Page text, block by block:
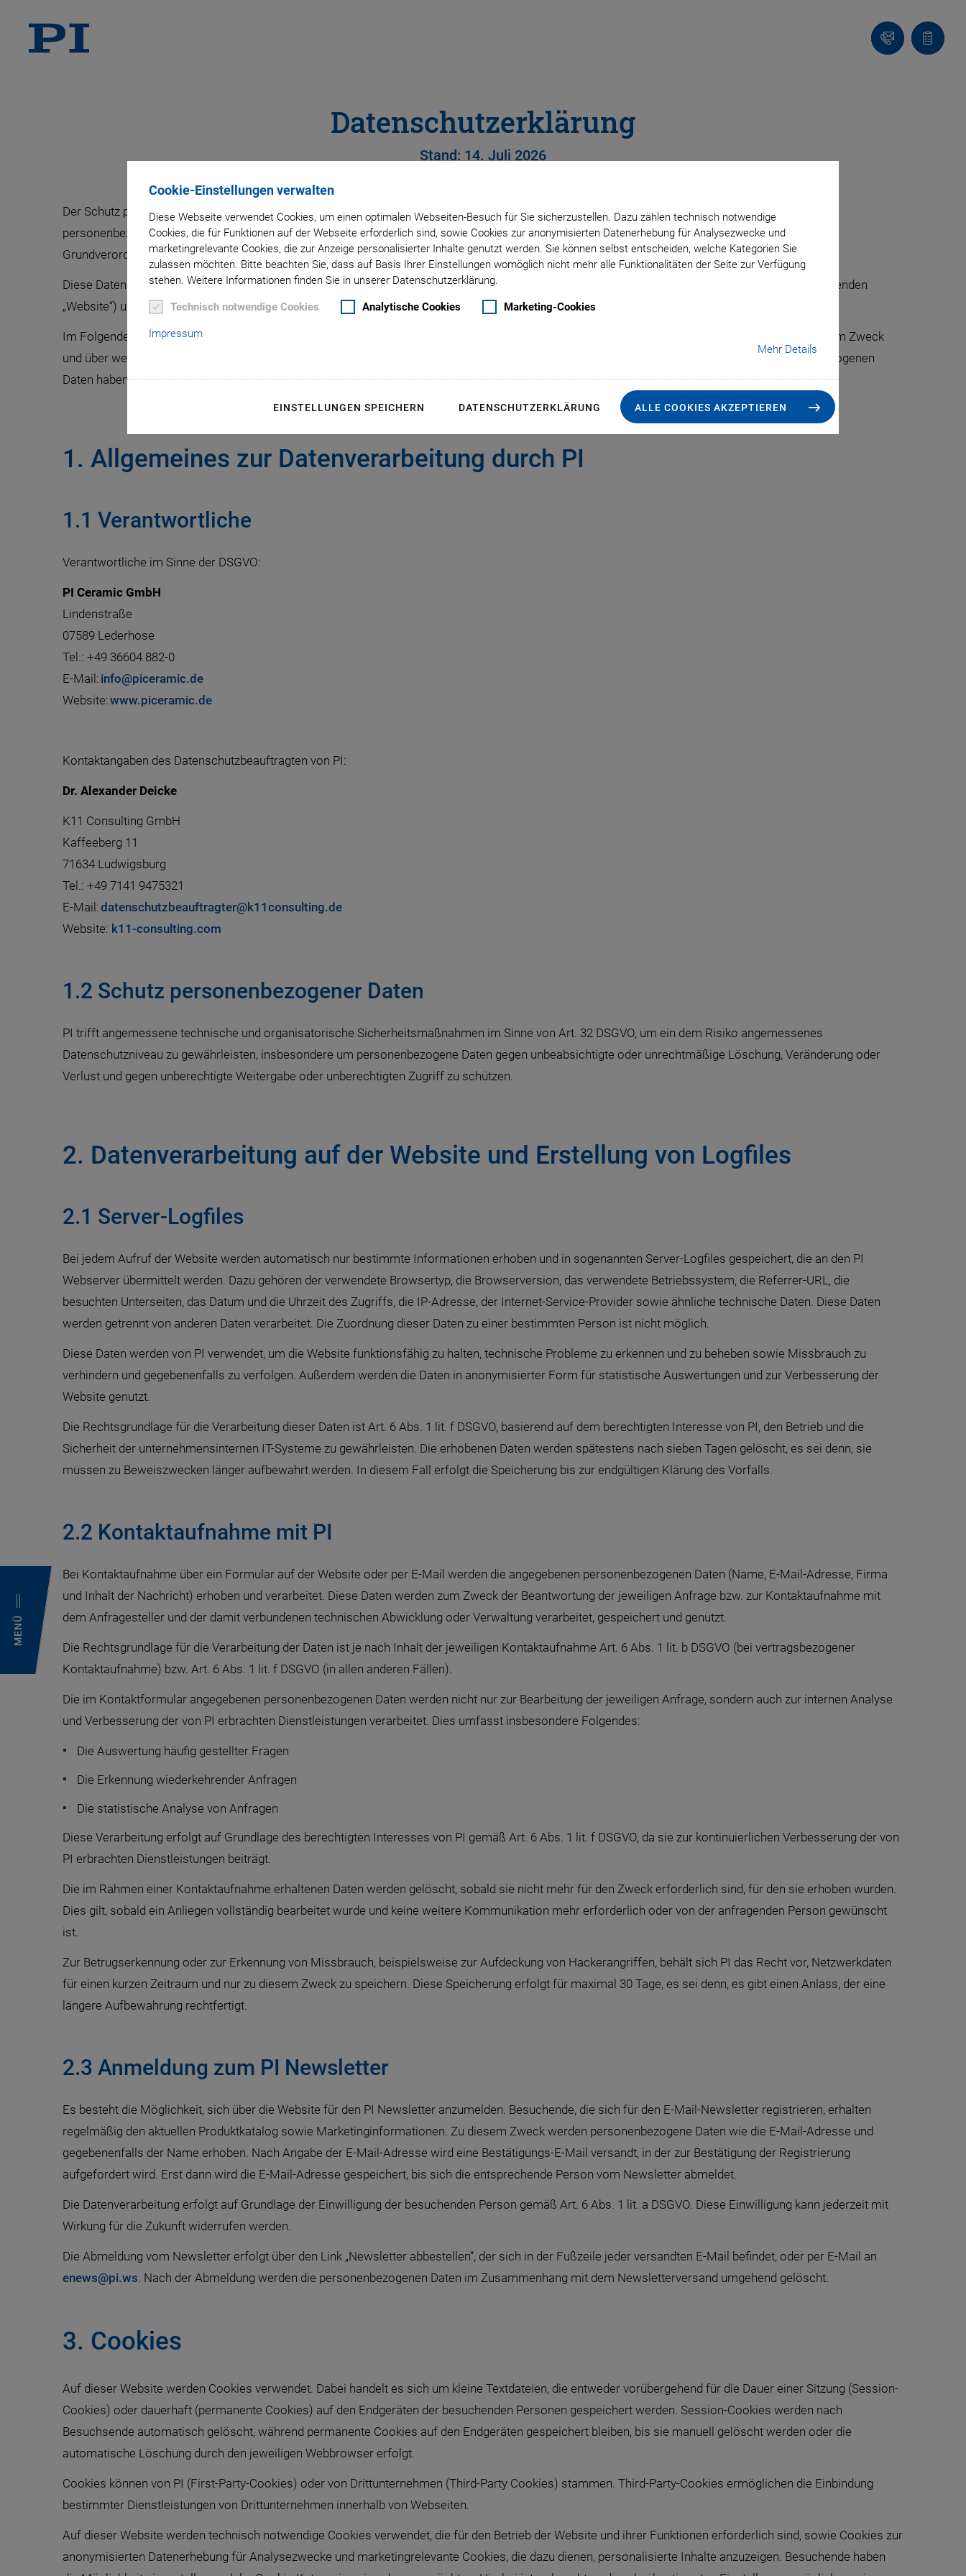
Cookie-Einstellungen verwalten
Diese Webseite verwendet Cookies, um einen optimalen Webseiten-Besuch für Sie sicherzustellen. Dazu zählen technisch notwendige
Cookies, die für Funktionen auf der Webseite erforderlich sind, sowie Cookies zur anonymisierten Datenerhebung für Analysezwecke und
marketingrelevante Cookies, die zur Anzeige personalisierter Inhalte genutzt werden. Sie können selbst entscheiden, welche Kategorien Sie
zulassen möchten. Bitte beachten Sie, dass auf Basis Ihrer Einstellungen womöglich nicht mehr alle Funktionalitäten der Seite zur Verfügung
stehen. Weitere Informationen finden Sie in unserer Datenschutzerklärung.
Technisch notwendige Cookies Analytische Cookies Marketing-Cookies
Impressum
Mehr Details
EINSTELLUNGEN SPEICHERN DATENSCHUTZERKLÄRUNG ALLE COOKIES AKZEPTIEREN
MENÜ
Kontakt
Datenschutzerklärung
Stand: 14. Juli 2026
Der Schutz personenbezogener Daten istPI Ceramic GmbH, Lindenstraße, 07589 Lederhose (im Folgenden „PI“) sehr wichtig. Daher werden von PI
personenbezogene Daten ausschließlich auf Grundlage der gesetzlichen Bestimmungen, insbesondere auf der Grundlage der EU-Datenschutz-
Grundverordnung (DSGVO) verarbeitet.
Diese Datenschutzerklärung informiert über die wichtigsten Aspekte der Datenverarbeitung auf der PI Website
(im Folgenden
„Website“) und die Nutzung der damit verbundenen Dienstleistungen.
Im Folgenden wird detailliert erläutert, welche Arten personenbezogener Daten bei Besuch und Nutzung der Website verarbeitet werden, zu welchem Zweck
und über welchen Zeitraum diese Daten gespeichert werden sowie welche Rechte Besuchende im Hinblick auf die Verarbeitung ihrer personenbezogenen
Daten haben.
1. Allgemeines zur Datenverarbeitung durch PI
1.1 Verantwortliche
Verantwortliche im Sinne der DSGVO:
PI Ceramic GmbH
Lindenstraße
07589 Lederhose
Tel.: +49 36604 882-0
E-Mail: info@piceramic.de
Website:www.piceramic.de
Kontaktangaben des Datenschutzbeauftragten von PI:
Dr. Alexander Deicke
K11 Consulting GmbH
Kaffeeberg 11
71634 Ludwigsburg
Tel.: +49 7141 9475321
E-Mail:datenschutzbeauftragter@k11consulting.de
Website: k11-consulting.com
1.2 Schutz personenbezogener Daten
PI trifft angemessene technische und organisatorische Sicherheitsmaßnahmen im Sinne von Art. 32 DSGVO, um ein dem Risiko angemessenes
Datenschutzniveau zu gewährleisten, insbesondere um personenbezogene Daten gegen unbeabsichtigte oder unrechtmäßige Löschung, Veränderung oder
Verlust und gegen unberechtigte Weitergabe oder unberechtigten Zugriff zu schützen.
2. Datenverarbeitung auf der Website und Erstellung von Logfiles
2.1 Server-Logfiles
Bei jedem Aufruf der Website werden automatisch nur bestimmte Informationen erhoben und in sogenannten Server-Logfiles gespeichert, die an den PI
Webserver übermittelt werden. Dazu gehören der verwendete Browsertyp, die Browserversion, das verwendete Betriebssystem, die Referrer-URL, die
besuchten Unterseiten, das Datum und die Uhrzeit des Zugriffs, die IP-Adresse, der Internet-Service-Provider sowie ähnliche technische Daten. Diese Daten
werden getrennt von anderen Daten verarbeitet. Die Zuordnung dieser Daten zu einer bestimmten Person ist nicht möglich.
Diese Daten werden von PI verwendet, um die Website funktionsfähig zu halten, technische Probleme zu erkennen und zu beheben sowie Missbrauch zu
verhindern und gegebenenfalls zu verfolgen. Außerdem werden die Daten in anonymisierter Form für statistische Auswertungen und zur Verbesserung der
Website genutzt.
Die Rechtsgrundlage für die Verarbeitung dieser Daten ist Art. 6 Abs. 1 lit. f DSGVO, basierend auf dem berechtigten Interesse von PI, den Betrieb und die
Sicherheit der unternehmensinternen IT-Systeme zu gewährleisten. Die erhobenen Daten werden spätestens nach sieben Tagen gelöscht, es sei denn, sie
müssen zu Beweiszwecken länger aufbewahrt werden. In diesem Fall erfolgt die Speicherung bis zur endgültigen Klärung des Vorfalls.
2.2 Kontaktaufnahme mit PI
Bei Kontaktaufnahme über ein Formular auf der Website oder per E-Mail werden die angegebenen personenbezogenen Daten (Name, E-Mail-Adresse, Firma
und Inhalt der Nachricht) erhoben und verarbeitet. Diese Daten werden zum Zweck der Beantwortung der jeweiligen Anfrage bzw. zur Kontaktaufnahme mit
dem Anfragesteller und der damit verbundenen technischen Abwicklung oder Verwaltung verarbeitet, gespeichert und genutzt.
Die Rechtsgrundlage für die Verarbeitung der Daten ist je nach Inhalt der jeweiligen Kontaktaufnahme Art. 6 Abs. 1 lit. b DSGVO (bei vertragsbezogener
Kontaktaufnahme) bzw. Art. 6 Abs. 1 lit. f DSGVO (in allen anderen Fällen).
Die im Kontaktformular angegebenen personenbezogenen Daten werden nicht nur zur Bearbeitung der jeweiligen Anfrage, sondern auch zur internen Analyse
und Verbesserung der von PI erbrachten Dienstleistungen verarbeitet. Dies umfasst insbesondere Folgendes:
Die Auswertung häufig gestellter Fragen
Die Erkennung wiederkehrender Anfragen
Die statistische Analyse von Anfragen
Diese Verarbeitung erfolgt auf Grundlage des berechtigten Interesses von PI gemäß Art. 6 Abs. 1 lit. f DSGVO, da sie zur kontinuierlichen Verbesserung der von
PI erbrachten Dienstleistungen beiträgt.
Die im Rahmen einer Kontaktaufnahme erhaltenen Daten werden gelöscht, sobald sie nicht mehr für den Zweck erforderlich sind, für den sie erhoben wurden.
Dies gilt, sobald ein Anliegen vollständig bearbeitet wurde und keine weitere Kommunikation mehr erforderlich oder von der anfragenden Person gewünscht
ist.
Zur Betrugserkennung oder zur Erkennung von Missbrauch, beispielsweise zur Aufdeckung von Hackerangriffen, behält sich PI das Recht vor, Netzwerkdaten
für einen kurzen Zeitraum und nur zu diesem Zweck zu speichern. Diese Speicherung erfolgt für maximal 30 Tage, es sei denn, es gibt einen Anlass, der eine
längere Aufbewahrung rechtfertigt.
2.3 Anmeldung zum PI Newsletter
Es besteht die Möglichkeit, sich über die Website für den PI Newsletter anzumelden. Besuchende, die sich für den E-Mail-Newsletter registrieren, erhalten
regelmäßig den aktuellen Produktkatalog sowie Marketinginformationen. Zu diesem Zweck werden personenbezogene Daten wie die E-Mail-Adresse und
gegebenenfalls der Name erhoben. Nach Angabe der E-Mail-Adresse wird eine Bestätigungs-E-Mail versandt, in der zur Bestätigung der Registrierung
aufgefordert wird. Erst dann wird die E-Mail-Adresse gespeichert, bis sich die entsprechende Person vom Newsletter abmeldet.
Die Datenverarbeitung erfolgt auf Grundlage der Einwilligung der besuchenden Person gemäß Art. 6 Abs. 1 lit. a DSGVO. Diese Einwilligung kann jederzeit mit
Wirkung für die Zukunft widerrufen werden.
Die Abmeldung vom Newsletter erfolgt über den Link „Newsletter abbestellen“, der sich in der Fußzeile jeder versandten E-Mail befindet, oder per E-Mail an
enews@pi.ws. Nach der Abmeldung werden die personenbezogenen Daten im Zusammenhang mit dem Newsletterversand umgehend gelöscht.
3. Cookies
Auf dieser Website werden Cookies verwendet. Dabei handelt es sich um kleine Textdateien, die entweder vorübergehend für die Dauer einer Sitzung (Session-
Cookies) oder dauerhaft (permanente Cookies) auf den Endgeräten der besuchenden Personen gespeichert werden. Session-Cookies werden nach
Besuchsende automatisch gelöscht, während permanente Cookies auf den Endgeräten gespeichert bleiben, bis sie manuell gelöscht werden oder die
automatische Löschung durch den jeweiligen Webbrowser erfolgt.
Cookies können von PI (First-Party-Cookies) oder von Drittunternehmen (Third-Party Cookies) stammen. Third-Party-Cookies ermöglichen die Einbindung
bestimmter Dienstleistungen von Drittunternehmen innerhalb von Webseiten.
Auf dieser Website werden technisch notwendige Cookies verwendet, die für den Betrieb der Website und ihrer Funktionen erforderlich sind, sowie Cookies zur
anonymisierten Datenerhebung für Analysezwecke und marketingrelevante Cookies, die dazu dienen, personalisierte Inhalte anzuzeigen. Besuchende haben